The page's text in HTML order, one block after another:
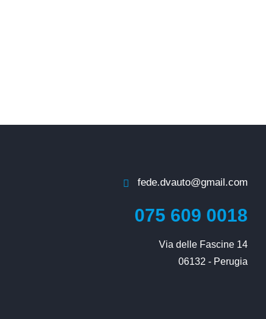
fede.dvauto@gmail.com
075 609 0018
Via delle Fascine 14
06132 - Perugia